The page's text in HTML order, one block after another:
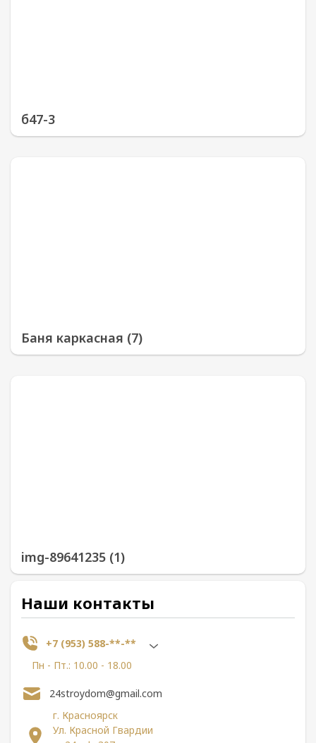
б47-3
Баня каркасная (7)
img-89641235 (1)
Наши контакты
+7 (953) 588-**-**
Пн - Пт.: 10.00 - 18.00
г. Красноярск
Ул. Красной Гвардии
24stroydom@gmail.com